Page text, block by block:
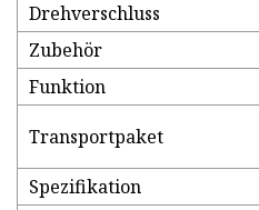
Drehverschluss
Zubehör
Funktion
Transportpaket
Spezifikation